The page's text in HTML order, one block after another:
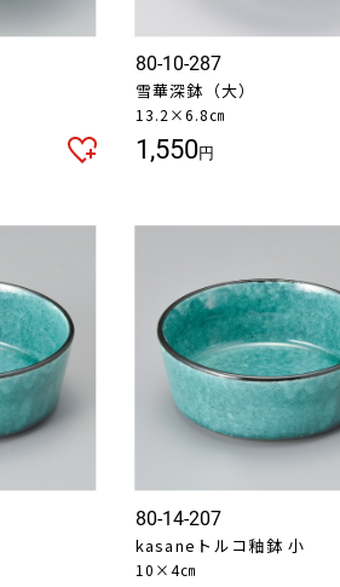
80-10-287
雪華深鉢（大）
13.2×6.8㎝
1,550円
80-14-207
kasaneトルコ釉鉢 小
10×4㎝